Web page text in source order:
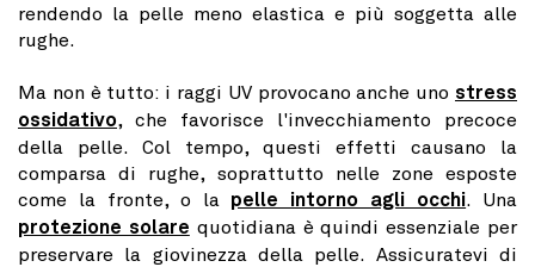
rendendo la pelle meno elastica e più soggetta alle
rughe.
Ma non è tutto: i raggi UV provocano anche uno stress
ossidativo, che favorisce l'invecchiamento precoce
della pelle. Col tempo, questi effetti causano la
comparsa di rughe, soprattutto nelle zone esposte
come la fronte, o la pelle intorno agli occhi. Una
protezione solare quotidiana è quindi essenziale per
preservare la giovinezza della pelle. Assicuratevi di